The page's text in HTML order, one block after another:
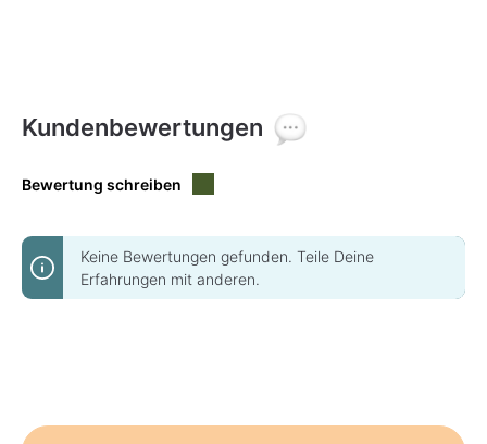
Kundenbewertungen
Bewertung schreiben
Keine Bewertungen gefunden. Teile Deine
Erfahrungen mit anderen.